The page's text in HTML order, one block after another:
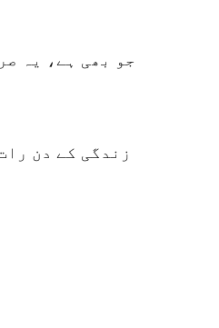
جو بھی ہے، یہ
زندگی کے دن